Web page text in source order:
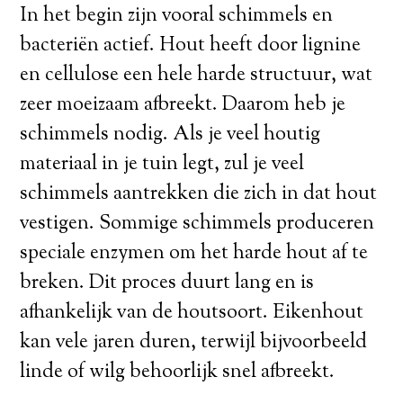
In het begin zijn vooral schimmels en
bacteriën actief. Hout heeft door lignine
en cellulose een hele harde structuur, wat
zeer moeizaam afbreekt. Daarom heb je
schimmels nodig. Als je veel houtig
materiaal in je tuin legt, zul je veel
schimmels aantrekken die zich in dat hout
vestigen. Sommige schimmels produceren
speciale enzymen om het harde hout af te
breken. Dit proces duurt lang en is
afhankelijk van de houtsoort. Eikenhout
kan vele jaren duren, terwijl bijvoorbeeld
linde of wilg behoorlijk snel afbreekt.